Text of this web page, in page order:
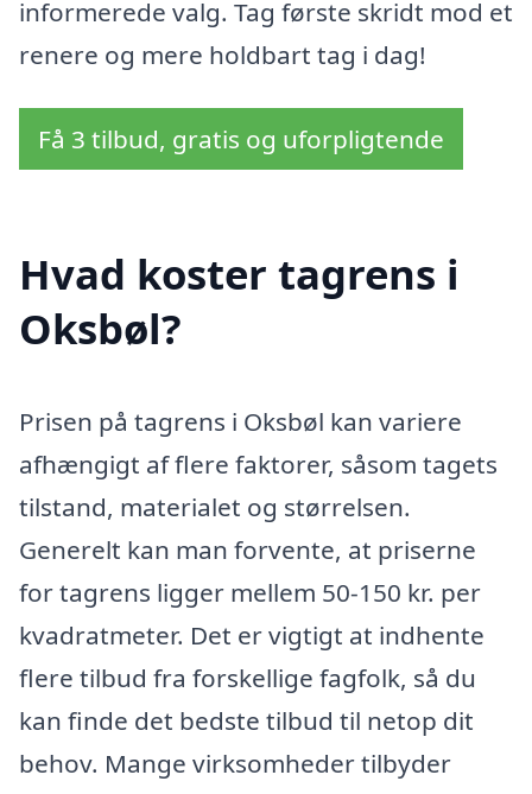
informerede valg. Tag første skridt mod et
renere og mere holdbart tag i dag!
Få 3 tilbud, gratis og uforpligtende
Hvad koster tagrens i
Oksbøl?
Prisen på tagrens i Oksbøl kan variere
afhængigt af flere faktorer, såsom tagets
tilstand, materialet og størrelsen.
Generelt kan man forvente, at priserne
for tagrens ligger mellem 50-150 kr. per
kvadratmeter. Det er vigtigt at indhente
flere tilbud fra forskellige fagfolk, så du
kan finde det bedste tilbud til netop dit
behov. Mange virksomheder tilbyder